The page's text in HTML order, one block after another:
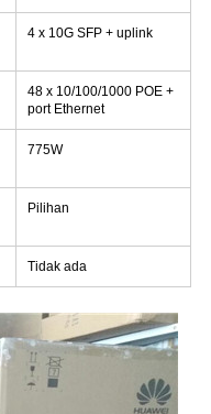
4 x 10G SFP + uplink
48 x 10/100/1000 POE +
port Ethernet
775W
Pilihan
Tidak ada